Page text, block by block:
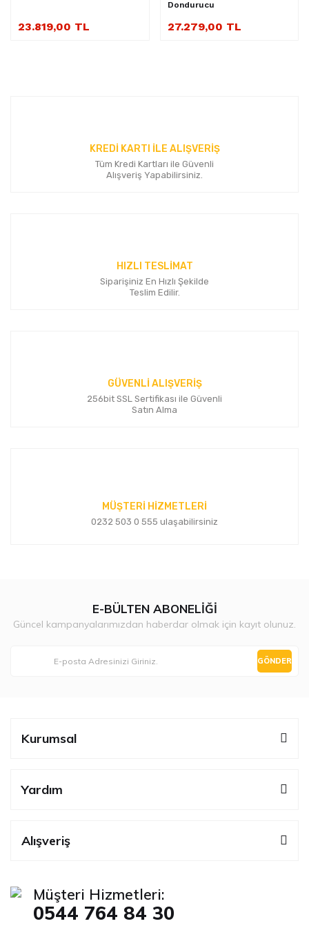
23.819,00 TL
Dondurucu
27.279,00 TL
KREDİ KARTI İLE ALIŞVERİŞ
Tüm Kredi Kartları ile Güvenli
Alışveriş Yapabilirsiniz.
HIZLI TESLİMAT
Siparişiniz En Hızlı Şekilde
Teslim Edilir.
GÜVENLİ ALIŞVERİŞ
256bit SSL Sertifikası ile Güvenli
Satın Alma
MÜŞTERİ HİZMETLERİ
0232 503 0 555 ulaşabilirsiniz
E-BÜLTEN ABONELİĞİ
Güncel kampanyalarımızdan haberdar olmak için kayıt olunuz.
GÖNDER
Kurumsal
Yardım
Alışveriş
Müşteri Hizmetleri:
0544 764 84 30